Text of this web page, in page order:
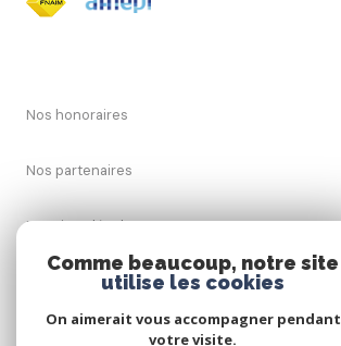
Nos honoraires
Nos partenaires
Mentions légales
Comme beaucoup, notre site
utilise les cookies
On aimerait vous accompagner pendant
votre visite.